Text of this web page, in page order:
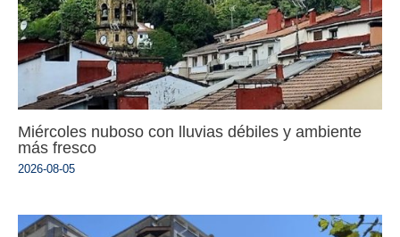
Miércoles nuboso con lluvias débiles y ambiente
más fresco
2026-08-05